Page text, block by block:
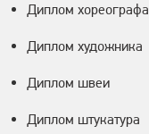
Диплом хореографа
Диплом художника
Диплом швеи
Диплом штукатура